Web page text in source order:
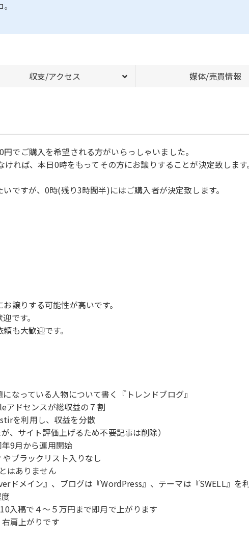
収支/アクセス 媒体/売買情報
でご購入を希望される方がいらっしゃいました。
れば、本日0時をもってその方にお譲りすることが決定致します。
ですが、0時(残り3時間半)にはご購入者が決定致します。
譲りする可能性が高いです。
です。
も大歓迎です。
なっている人物について書く『トレンドブログ』
アドセンスが総収益の７割
を利用し、収益を分散
、サイト評価上げるため不要記事は削除）
9月から運用開始
ブラックリスト入りなし
はありません
ドメイン』、ブログは『WordPress』、テーマは『SWELL』を
入稿で４～５万円まで即月で上がります
肩上がりです